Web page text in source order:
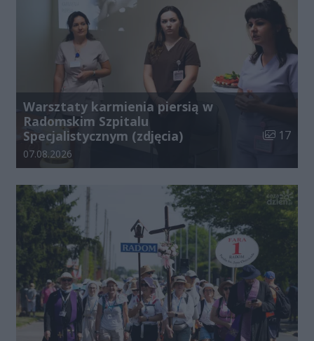
Warsztaty karmienia piersią w
Radomskim Szpitalu
Specjalistycznym (zdjęcia)
Liczba
17
Data dodania galerii:
07.08.2026